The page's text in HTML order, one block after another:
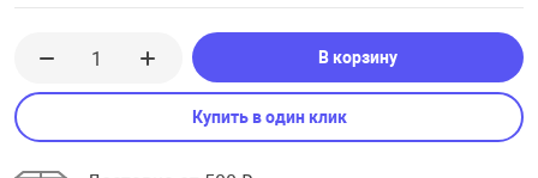
В корзину
Купить в один клик